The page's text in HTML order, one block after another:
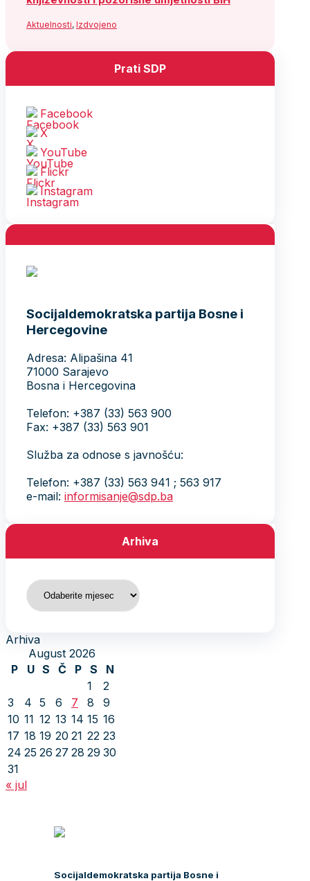
Aktuelnosti, Izdvojeno
Prati SDP
Facebook
X
YouTube
Flickr
Instagram
Socijaldemokratska partija Bosne i
Hercegovine
Adresa: Alipašina 41
71000 Sarajevo
Bosna i Hercegovina
Telefon: +387 (33) 563 900
Fax: +387 (33) 563 901
Služba za odnose s javnošću:
Telefon: +387 (33) 563 941 ; 563 917
e-mail: informisanje@sdp.ba
Arhiva
Arhiva
Arhiva
August 2026
P
U S Č P S
N
1
2
3
4 5 6 7 8
9
10 11 12 13 14 15 16
17 18 19 20 21 22 23
24 25 26 27 28 29 30
31
« jul
Socijaldemokratska partija Bosne i